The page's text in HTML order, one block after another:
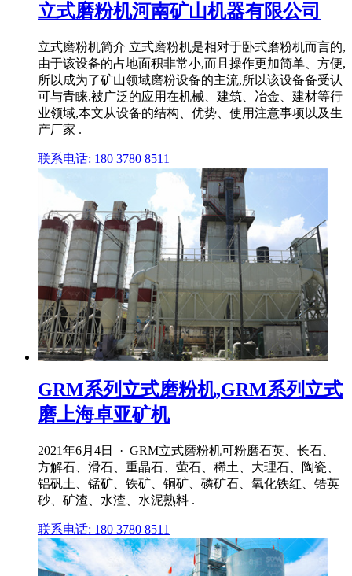
立式磨粉机河南矿山机器有限公司
立式磨粉机简介 立式磨粉机是相对于卧式磨粉机而言的,
由于该设备的占地面积非常小,而且操作更加简单、方便,
所以成为了矿山领域磨粉设备的主流,所以该设备备受认
可与青睐,被广泛的应用在机械、建筑、冶金、建材等行
业领域,本文从设备的结构、优势、使用注意事项以及生
产厂家 .
联系电话: 180 3780 8511
GRM系列立式磨粉机,GRM系列立式
磨上海卓亚矿机
2021年6月4日 · GRM立式磨粉机可粉磨石英、长石、
方解石、滑石、重晶石、萤石、稀土、大理石、陶瓷、
铝矾土、锰矿、铁矿、铜矿、磷矿石、氧化铁红、锆英
砂、矿渣、水渣、水泥熟料 .
联系电话: 180 3780 8511